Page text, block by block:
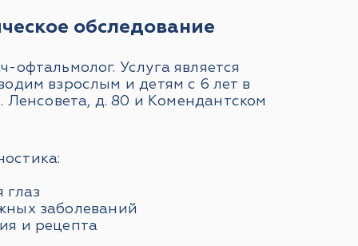
обследование
офтальмолог. Услуга является
взрослым и детям с 6 лет в
Ленсовета, д. 80 и Комендантском
глаз
заболеваний
и рецепта